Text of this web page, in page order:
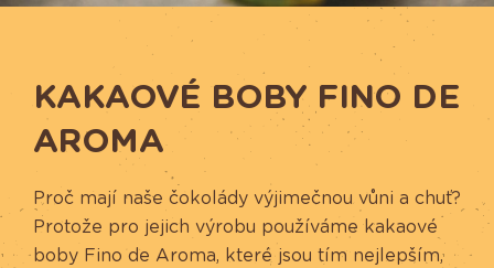
KAKAOVÉ BOBY FINO DE
AROMA
Proč mají naše čokolády výjimečnou vůni a chuť?
Protože pro jejich výrobu používáme kakaové
boby Fino de Aroma, které jsou tím nejlepším,